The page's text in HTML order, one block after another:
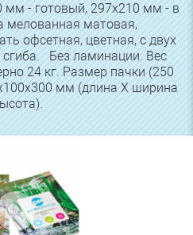
мм - готовый, 297х210 мм - в
мелованная матовая,
офсетная, цветная, с двух
Без ламинации. Вес
24 кг. Размер пачки (250
мм (длина Х ширина